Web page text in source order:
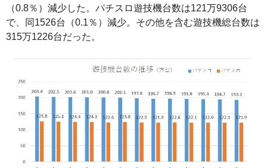
（0.8％）減少した。パチスロ遊技機台数は121万9306台
で、同1526台（0.1％）減少。その他を含む遊技機総台数は
315万1226台だった。